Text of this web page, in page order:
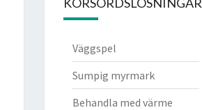
Väggspel
Sumpig myrmark
Behandla med värme